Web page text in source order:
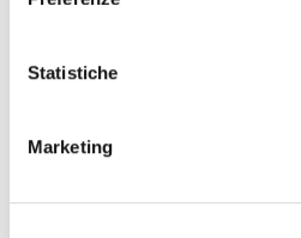
Statistiche
Marketing
Antropologia duale
Il femminile e il problema
Angela Ales Bello
Centro Studi Religiosi